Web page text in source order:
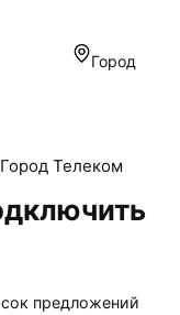
Город
Город Телеком
предложений